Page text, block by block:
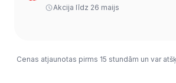
Akcija līdz 26 maijs
Cenas atjaunotas pirms 15 stundām un var